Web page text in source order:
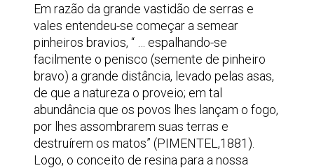
Em razão da grande vastidão de serras e
vales entendeu-se começar a semear
pinheiros bravios, “ … espalhando-se
facilmente o penisco (semente de pinheiro
bravo) a grande distância, levado pelas asas,
de que a natureza o proveio; em tal
abundância que os povos lhes lançam o fogo,
por lhes assombrarem suas terras e
destruírem os matos” (PIMENTEL,1881).
Logo, o conceito de resina para a nossa